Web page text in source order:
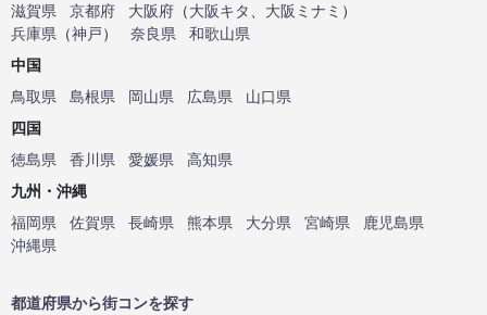
滋賀県
京都府 大阪府 （大阪キタ 大阪ミナミ ）
兵庫県 （神戸） 奈良県
和歌山県
中国
鳥取県
島根県 岡山県 広島県
山口県
四国
徳島県
香川県 愛媛県
高知県
九州・沖縄
福岡県
佐賀県 長崎県 熊本県 大分県 宮崎県
鹿児島県
沖縄県
都道府県から街コンを探す